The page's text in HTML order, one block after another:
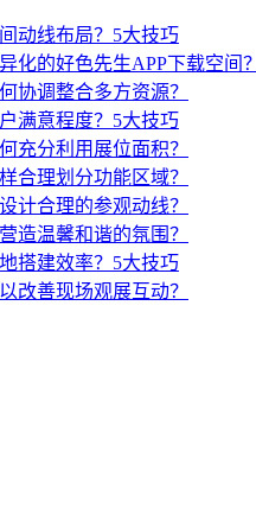
动线布局？5大技巧
化的好色先生APP下载空间？
协调整合多方资源？
满意程度？5大技巧
充分利用展位面积？
合理划分功能区域？
计合理的参观动线？
造温馨和谐的氛围？
搭建效率？5大技巧
改善现场观展互动？